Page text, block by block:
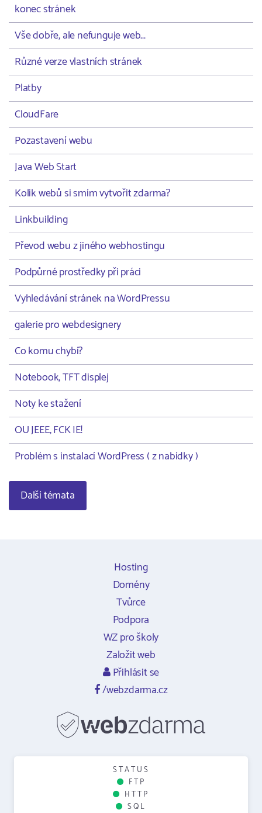
konec stránek
Vše dobře, ale nefunguje web...
Různé verze vlastních stránek
Platby
CloudFare
Pozastavení webu
Java Web Start
Kolik webů si smím vytvořit zdarma?
Linkbuilding
Převod webu z jiného webhostingu
Podpůrné prostředky při práci
Vyhledávání stránek na WordPressu
galerie pro webdesignery
Co komu chybí?
Notebook, TFT displej
Noty ke stažení
OU JEEE, FCK IE!
Problém s instalací WordPress ( z nabídky )
Další témata
Hosting
Domény
Tvůrce
Podpora
WZ pro školy
Založit web
Přihlásit se
/webzdarma.cz
STATUS
FTP
HTTP
SQL